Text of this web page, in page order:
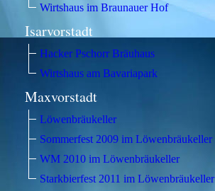
Wirtshaus im Braunauer Hof
Isarvorstadt
Hacker Pschorr Bräuhaus
Wirtshaus am Bavariapark
Maxvorstadt
Löwenbräukeller
Sommerfest 2009 im Löwenbräukeller
WM 2010 im Löwenbräukeller
Starkbierfest 2011 im Löwenbräukeller